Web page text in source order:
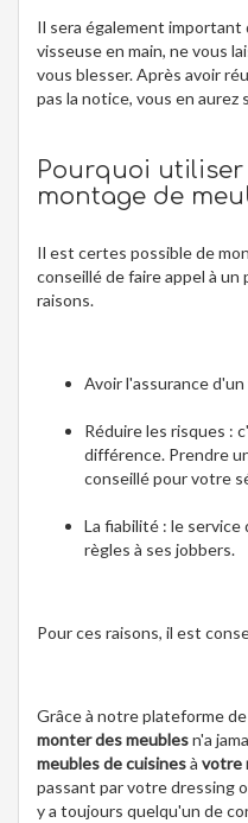
Il sera également
visseuse en main, ne vous
vous blesser. Après avoir
pas la notice, vous en aurez
Pourquoi
montage de
Il est certes possible de
conseillé de faire appel à
raisons.
Avoir l'assurance
Réduire les risques :
différence. Prendre
conseillé pour votre
La fiabilité : le
règles à ses jobbers.
Pour ces raisons, il est
Grâce à notre plateforme
monter des meublesn'a
meubles de cuisinesà votre
passant par votre dressing
y a toujours quelqu'un de